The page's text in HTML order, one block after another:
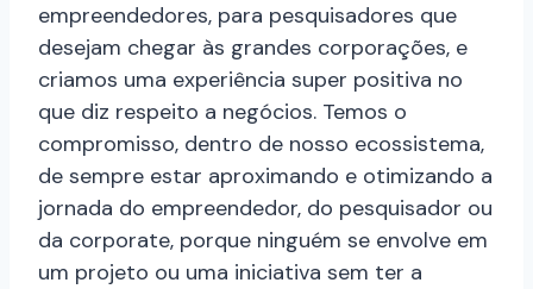
empreendedores, para pesquisadores que
desejam chegar às grandes corporações, e
criamos uma experiência super positiva no
que diz respeito a negócios. Temos o
compromisso, dentro de nosso ecossistema,
de sempre estar aproximando e otimizando a
jornada do empreendedor, do pesquisador ou
da corporate, porque ninguém se envolve em
um projeto ou uma iniciativa sem ter a